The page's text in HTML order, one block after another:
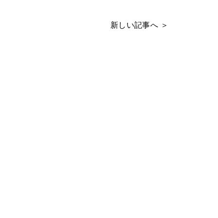
新しい記事へ ＞